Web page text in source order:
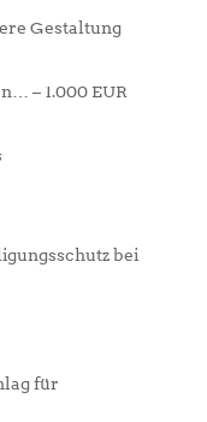
Gestaltung
– 1.000 EUR
bei
für